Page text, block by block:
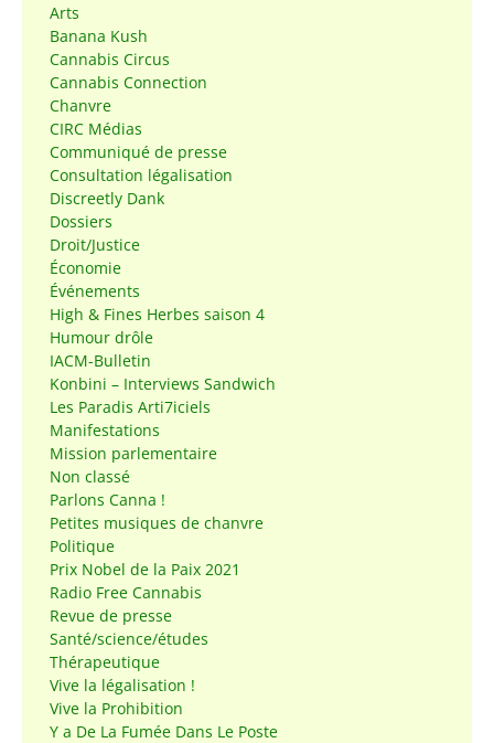
Arts
Banana Kush
Cannabis Circus
Cannabis Connection
Chanvre
CIRC Médias
Communiqué de presse
Consultation légalisation
Discreetly Dank
Dossiers
Droit/Justice
Économie
Événements
High & Fines Herbes saison 4
Humour drôle
IACM-Bulletin
Konbini – Interviews Sandwich
Les Paradis Arti7iciels
Manifestations
Mission parlementaire
Non classé
Parlons Canna !
Petites musiques de chanvre
Politique
Prix Nobel de la Paix 2021
Radio Free Cannabis
Revue de presse
Santé/science/études
Thérapeutique
Vive la légalisation !
Vive la Prohibition
Y a De La Fumée Dans Le Poste